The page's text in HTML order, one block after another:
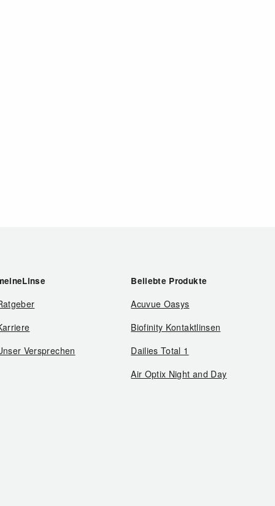
Versprechen
Beliebte Produkte
Acuvue Oasys
Biofinity Kontaktlinsen
Dailies Total 1
Air Optix Night and Day